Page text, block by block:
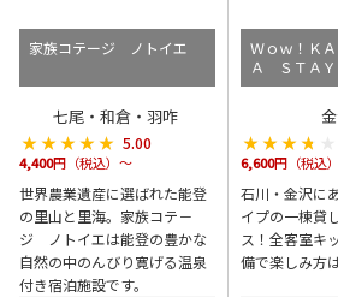
家族コテージ ノトイエ
七尾・和倉・羽咋
★★★★★
★★★★★ 5.00
4,400円（税込）～
世界農業遺産に選ばれた能登
の里山と里海。家族コテ－
ジ ノトイエは能登の豊かな
自然の中のんびり寛げる温泉
付き宿泊施設です。
Ｗｏｗ！Ｋ
Ａ ＳＴＡＹ
★★★★★
★★★★★
6,600円（税込
石川・金沢に
イプの一棟貸
ス！全客室キ
備で楽しみ方